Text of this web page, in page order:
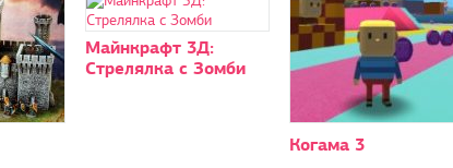
Майнкрафт 3Д:
Стрелялка с Зомби
Когама 3